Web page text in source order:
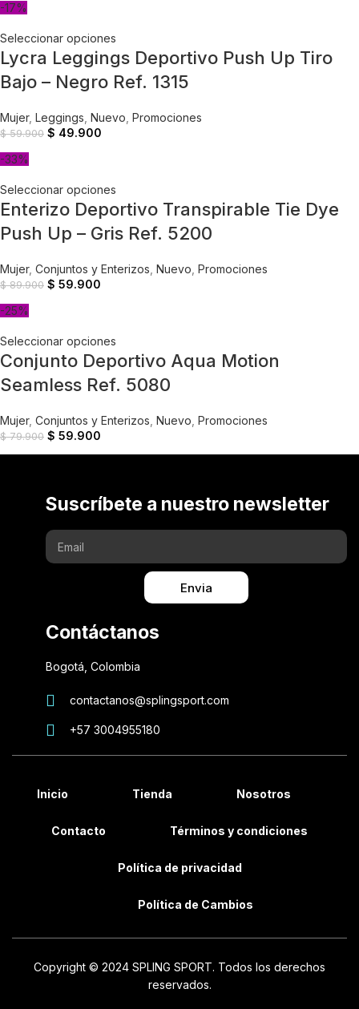
-17%
Seleccionar opciones
Lycra Leggings Deportivo Push Up Tiro
Bajo – Negro Ref. 1315
Mujer, Leggings Nuevo Promociones
$59.900 $ 49.900
-33%
Seleccionar opciones
Enterizo Deportivo Transpirable Tie Dye
Push Up – Gris Ref. 5200
Mujer, Conjuntos y Enterizos Nuevo Promociones
$89.900 $ 59.900
-25%
Seleccionar opciones
Conjunto Deportivo Aqua Motion
Seamless Ref. 5080
Mujer, Conjuntos y Enterizos Nuevo Promociones
$79.900 $ 59.900
Suscríbete a nuestro newsletter
Envia
Contáctanos
Bogotá, Colombia
contactanos@splingsport.com
+57 3004955180
Inicio Tienda Nosotros
Contacto Términos y condiciones
Política de privacidad
Política de Cambios
Copyright © 2024 SPLING SPORT. Todos los derechos
reservados.